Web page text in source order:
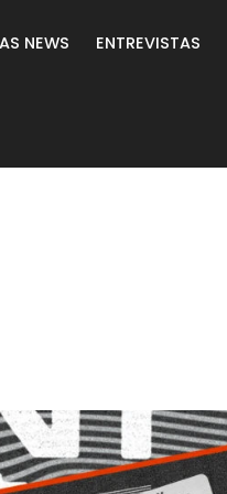
NEWS ENTREVISTAS